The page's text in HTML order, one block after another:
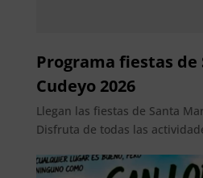
Programa fiestas
Cudeyo 2026
Llegan las fiestas de Santa
Disfruta de todas las